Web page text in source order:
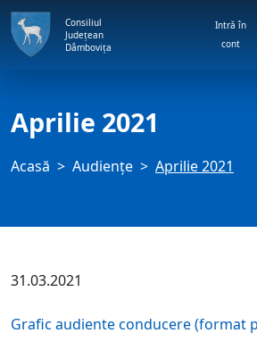
Consiliul
Județean
Dâmbovița
Intră în
cont
Aprilie 2021
Acasă Audienţe Aprilie 2021
31.03.2021
Grafic audiente conducere (format